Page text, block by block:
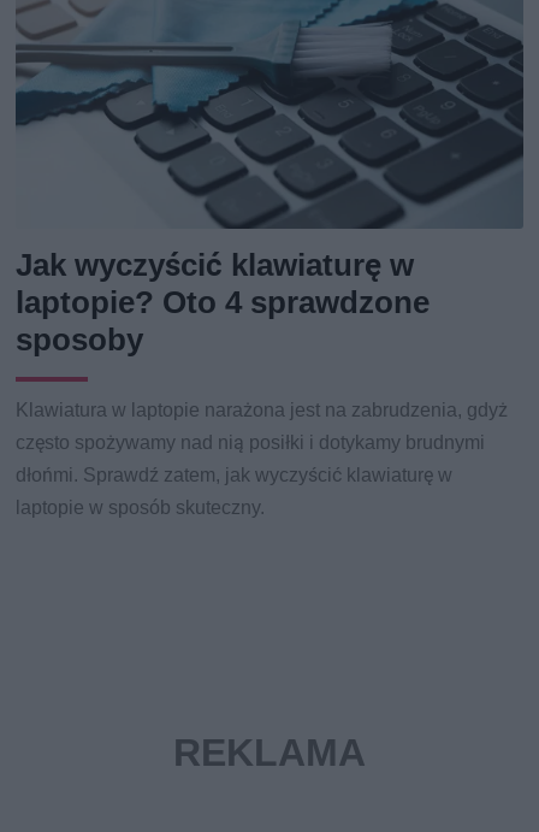
Jak wyczyścić klawiaturę w
laptopie? Oto 4 sprawdzone
sposoby
Klawiatura w laptopie narażona jest na zabrudzenia, gdyż
często spożywamy nad nią posiłki i dotykamy brudnymi
dłońmi. Sprawdź zatem, jak wyczyścić klawiaturę w
laptopie w sposób skuteczny.